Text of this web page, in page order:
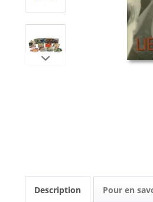
Description Pour en